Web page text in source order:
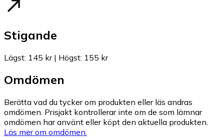
Stigande
Lägst: 145 kr| Högst: 155 kr
Omdömen
Berätta vad du tycker om produkten eller läs andras
omdömen. Prisjakt kontrollerar inte om de som lämnar
omdömen har använt eller köpt den aktuella produkten.
Läs mer om omdömen.